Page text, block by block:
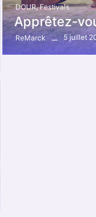
DOUR, Festivals
Apprêtez-
ReMarck 5 juillet